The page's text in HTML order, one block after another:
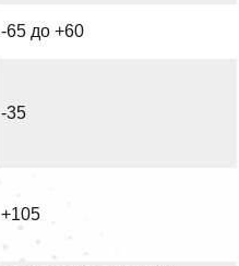
-65 до +60
-35
+105